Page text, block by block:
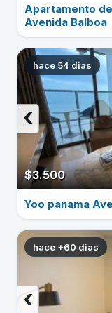
Apartamento
Avenida Balboa
hace 54 dias
$3.500
‹
Yoo panama
hace +60 dias
‹